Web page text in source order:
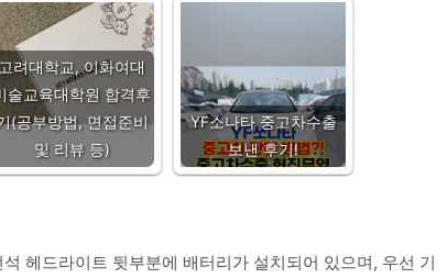
고려대학교, 이화여대
술교육대학원 합격후
(공부방법, 면접준비
및 리뷰 등)
YF소나타 중고차수출
보낸 후기!
헤드라이트 뒷부분에 배터리가 설치되어 있으며, 우선 기